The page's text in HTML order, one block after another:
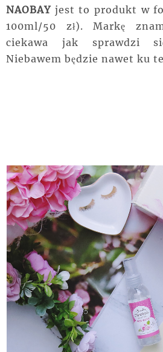
NAOBAYjest to produkt w
100ml/50 zł). Markę
ciekawa jak sprawdzi
Niebawem będzie nawet ku